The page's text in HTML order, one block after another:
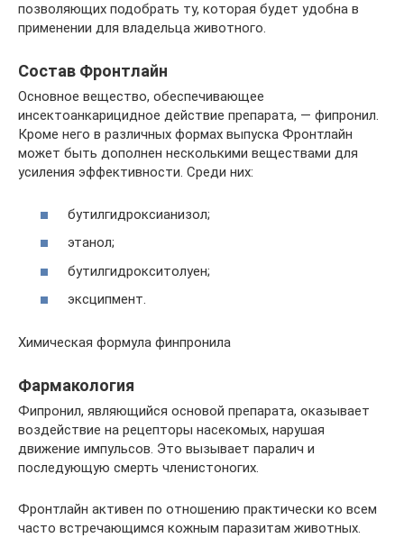
позволяющих подобрать ту, которая будет удобна в
применении для владельца животного.
Состав Фронтлайн
Основное вещество, обеспечивающее
инсектоанкарицидное действие препарата, — фипронил.
Кроме него в различных формах выпуска Фронтлайн
может быть дополнен несколькими веществами для
усиления эффективности. Среди них:
бутилгидроксианизол;
этанол;
бутилгидрокситолуен;
эксципмент.
Химическая формула финпронила
Фармакология
Фипронил, являющийся основой препарата, оказывает
воздействие на рецепторы насекомых, нарушая
движение импульсов. Это вызывает паралич и
последующую смерть членистоногих.
Фронтлайн активен по отношению практически ко всем
часто встречающимся кожным паразитам животных.